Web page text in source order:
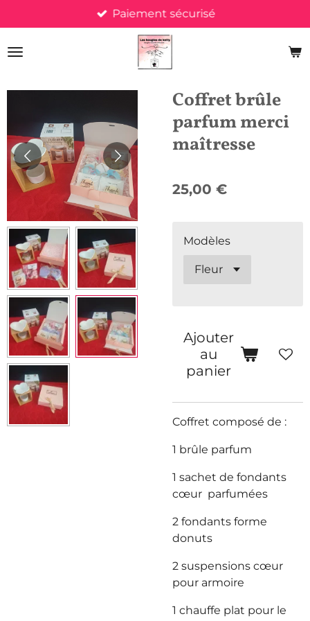
au
contenu
Paiement sécurisé
Coffret brûle
parfum merci
maîtresse
25,00 €
Modèles
Ajouter
au
panier
Coffret composé de :
1 brûle parfum
1 sachet de fondants
cœur parfumées
2 fondants forme
donuts
2 suspensions cœur
pour armoire
1 chauffe plat pour le